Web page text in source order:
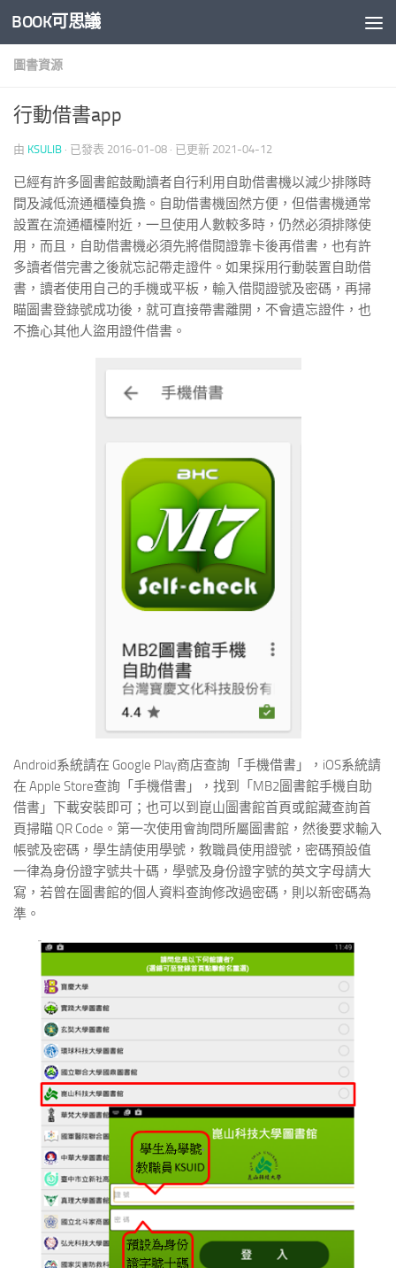
Skip to content
BOOK可思議
圖書資源
行動借書app
由 KSULIB · 已發表 2016-01-08 · 已更新 2021-04-12
已經有許多圖書館鼓勵讀者自行利用自助借書機以減少排隊時
間及減低流通櫃檯負擔。自助借書機固然方便，但借書機通常
設置在流通櫃檯附近，一旦使用人數較多時，仍然必須排隊使
用，而且，自助借書機必須先將借閱證靠卡後再借書，也有許
多讀者借完書之後就忘記帶走證件。如果採用行動裝置自助借
書，讀者使用自己的手機或平板，輸入借閱證號及密碼，再掃
瞄圖書登錄號成功後，就可直接帶書離開，不會遺忘證件，也
不擔心其他人盜用證件借書。
Android系統請在 Google Play商店查詢「手機借書」，iOS系統請
在 Apple Store查詢「手機借書」，找到「MB2圖書館手機自助
借書」下載安裝即可；也可以到崑山圖書館首頁或館藏查詢首
頁掃瞄 QR Code。第一次使用會詢問所屬圖書館，然後要求輸入
帳號及密碼，學生請使用學號，教職員使用證號，密碼預設值
一律為身份證字號共十碼，學號及身份證字號的英文字母請大
寫，若曾在圖書館的個人資料查詢修改過密碼，則以新密碼為
準。